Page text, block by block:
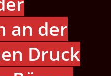
an der
Druck